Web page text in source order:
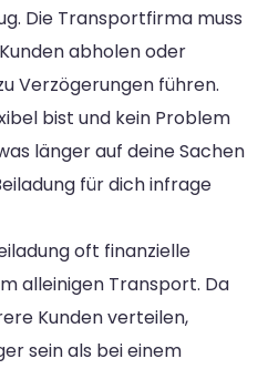
Die Transportfirma muss
abholen oder
Verzögerungen führen.
bist und kein Problem
länger auf deine Sachen
für dich infrage
oft finanzielle
alleinigen Transport. Da
Kunden verteilen,
sein als bei einem